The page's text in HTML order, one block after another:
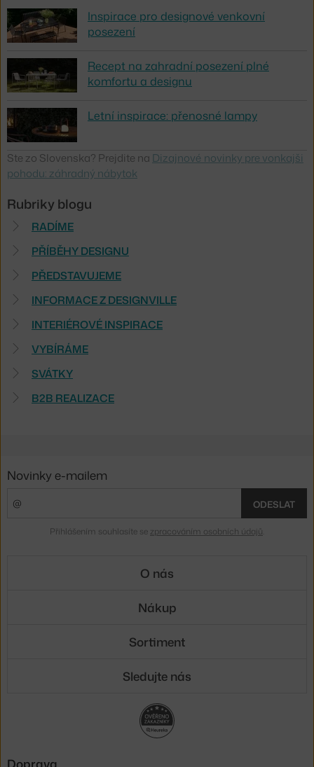
Inspirace pro designové venkovní
posezení
Recept na zahradní posezení plné
komfortu a designu
Letní inspirace: přenosné lampy
Ste zo Slovenska? Prejdite na Dizajnové novinky pre vonkajši
pohodu: záhradný nábytok
Rubriky blogu
RADÍME
PŘÍBĚHY DESIGNU
PŘEDSTAVUJEME
INFORMACE Z DESIGNVILLE
INTERIÉROVÉ INSPIRACE
VYBÍRÁME
SVÁTKY
B2B REALIZACE
Novinky e-mailem
ODESLAT
Přihlášením souhlasíte se zpracováním osobních údajů
O nás
Nákup
Sortiment
Sledujte nás